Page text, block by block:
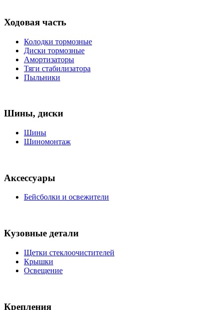
Ходовая часть
Колодки тормозные
Диски тормозные
Амортизаторы
Тяги стабилизатора
Пыльники
Шины, диски
Шины
Шиномонтаж
Аксессуары
Бейсболки и освежители
Кузовные детали
Щетки стеклоочистителей
Крышки
Освещение
Крепления